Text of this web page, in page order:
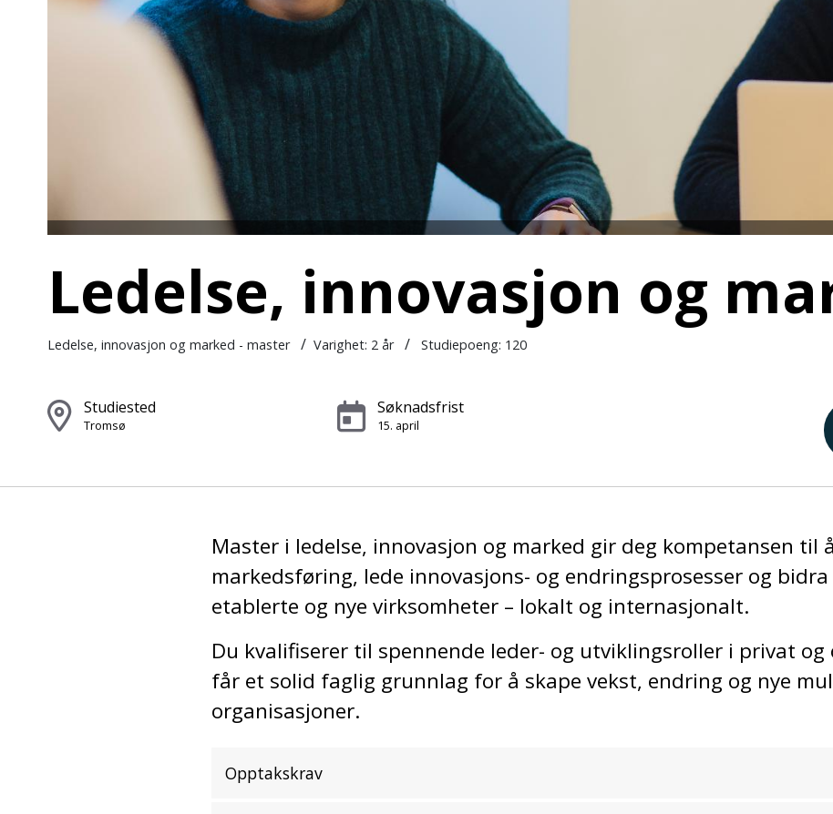
Ledelse, innovasjon og
Ledelse, innovasjon og marked - master / Varighet: 2 år / Studiepoeng: 120
Studiested
Tromsø
Søknadsfrist
15. april
Master i ledelse, innovasjon og marked gir deg kompetansen til
markedsføring, lede innovasjons- og endringsprosesser og
etablerte og nye virksomheter – lokalt og internasjonalt.
Du kvalifiserer til spennende leder- og utviklingsroller i privat
får et solid faglig grunnlag for å skape vekst, endring og nye
organisasjoner.
Opptakskrav